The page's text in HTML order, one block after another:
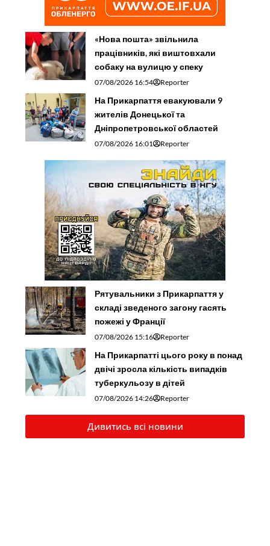
«Нова пошта» звільнила
працівників, які виштовхали
собаку на вулицю у спеку
07/08/2026 16:54 Reporter
На Прикарпаття евакуювали 9
жителів Донецької та
Дніпропетровської областей
07/08/2026 16:01 Reporter
Рятувальники з Прикарпаття у
складі зведеного загону гасять
пожежі у Франції
07/08/2026 15:16 Reporter
На Прикарпатті цього року в понад
двічі зросла кількість випадків
туберкульозу в дітей
07/08/2026 14:26 Reporter
Дивитись всі новини